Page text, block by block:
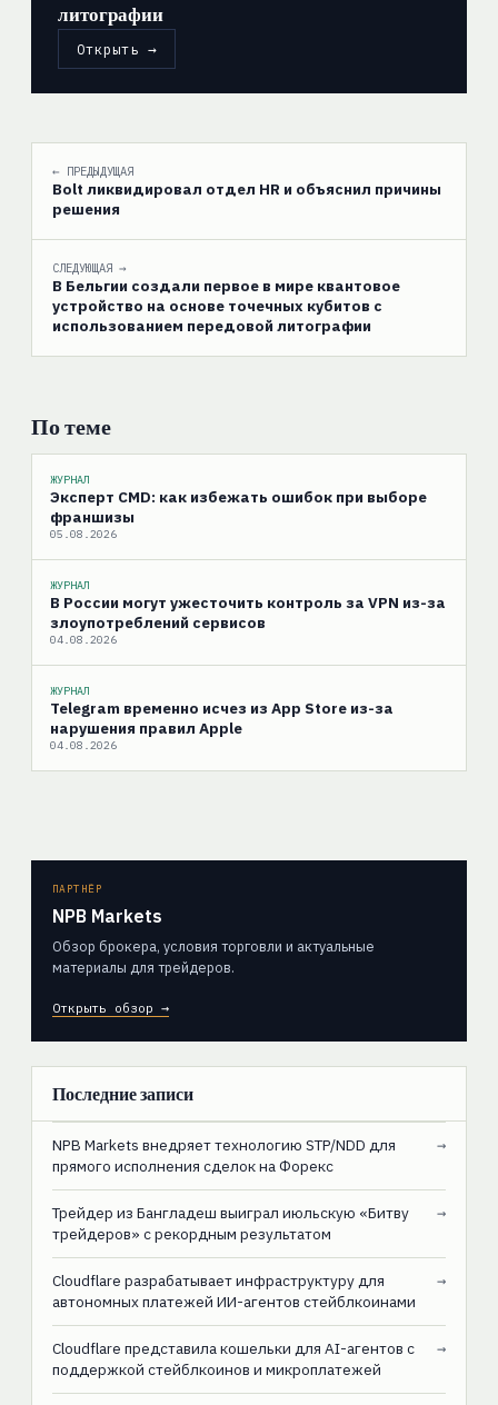
литографии
Открыть →
← ПРЕДЫДУЩАЯ
Bolt ликвидировал отдел HR и объяснил причины
решения
СЛЕДУЮЩАЯ →
В Бельгии создали первое в мире квантовое
устройство на основе точечных кубитов с
использованием передовой литографии
По теме
ЖУРНАЛ
Эксперт CMD: как избежать ошибок при выборе
франшизы
05.08.2026
ЖУРНАЛ
В России могут ужесточить контроль за VPN из-за
злоупотреблений сервисов
04.08.2026
ЖУРНАЛ
Telegram временно исчез из App Store из-за
нарушения правил Apple
04.08.2026
ПАРТНЁР
NPB Markets
Обзор брокера, условия торговли и актуальные
материалы для трейдеров.
Открыть обзор →
Последние записи
NPB Markets внедряет технологию STP/NDD для
прямого исполнения сделок на Форекс
→
Трейдер из Бангладеш выиграл июльскую «Битву
трейдеров» с рекордным результатом
→
Cloudflare разрабатывает инфраструктуру для
автономных платежей ИИ-агентов стейблкоинами
→
Cloudflare представила кошельки для AI-агентов с
поддержкой стейблкоинов и микроплатежей
→